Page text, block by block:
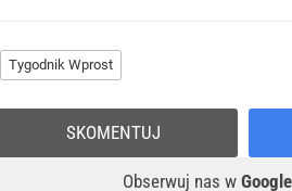
Tygodnik Wprost
Obserwuj nas w
SKOMENTUJ